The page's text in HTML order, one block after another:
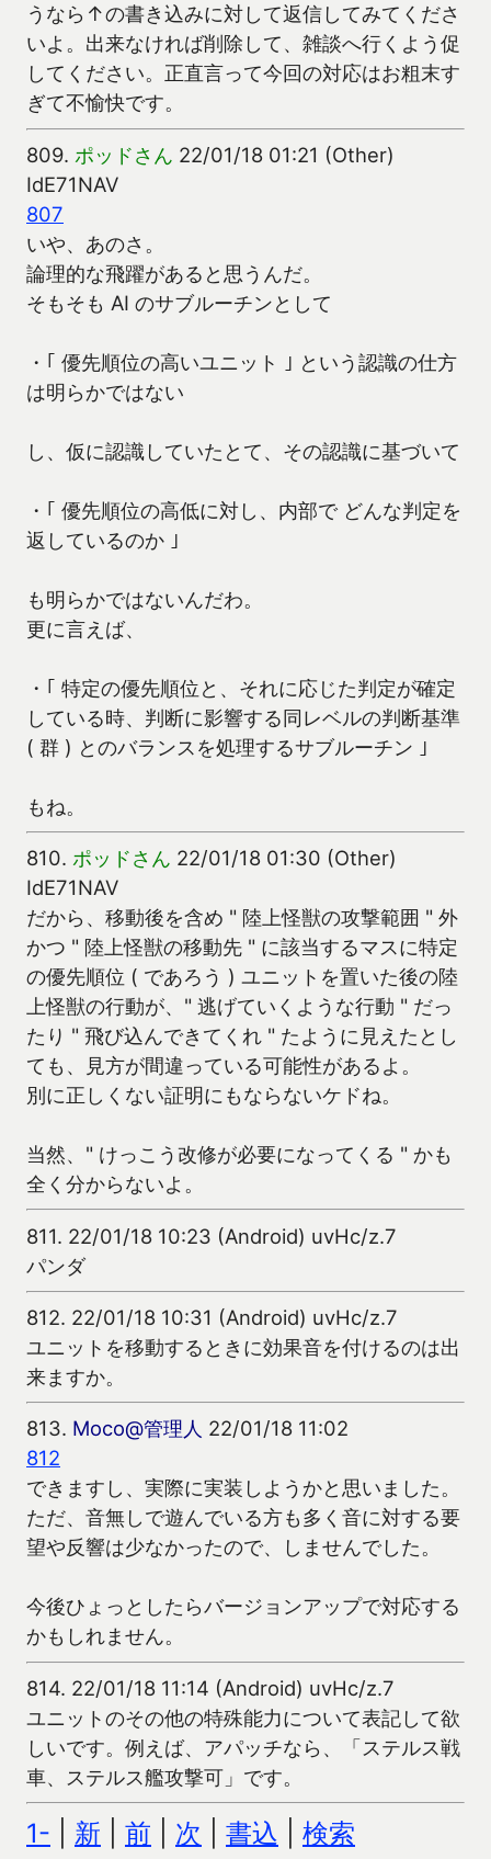
うなら↑の書き込みに対して返信してみてくださ
いよ。出来なければ削除して、雑談へ行くよう促
してください。正直言って今回の対応はお粗末す
ぎて不愉快です。
809. ポッドさん 22/01/18 01:21 (Other)
IdE71NAV
807
いや、あのさ。
論理的な飛躍があると思うんだ。
そもそも AI のサブルーチンとして
・｢ 優先順位の高いユニット ｣ という認識の仕方
は明らかではない
し、仮に認識していたとて、その認識に基づいて
・｢ 優先順位の高低に対し、内部で どんな判定を
返しているのか ｣
も明らかではないんだわ。
更に言えば、
・｢ 特定の優先順位と、それに応じた判定が確定
している時、判断に影響する同レベルの判断基準
( 群 ) とのバランスを処理するサブルーチン ｣
もね。
810. ポッドさん 22/01/18 01:30 (Other)
IdE71NAV
だから、移動後を含め " 陸上怪獣の攻撃範囲 " 外
かつ " 陸上怪獣の移動先 " に該当するマスに特定
の優先順位 ( であろう ) ユニットを置いた後の陸
上怪獣の行動が、" 逃げていくような行動 " だっ
たり " 飛び込んできてくれ " たように見えたとし
ても、見方が間違っている可能性があるよ。
別に正しくない証明にもならないケドね。
当然、" けっこう改修が必要になってくる " かも
全く分からないよ。
811. 22/01/18 10:23 (Android) uvHc/z.7
パンダ
812. 22/01/18 10:31 (Android) uvHc/z.7
ユニットを移動するときに効果音を付けるのは出
来ますか。
813. Moco@管理人 22/01/18 11:02
812
できますし、実際に実装しようかと思いました。
ただ、音無しで遊んでいる方も多く音に対する要
望や反響は少なかったので、しませんでした。
今後ひょっとしたらバージョンアップで対応する
かもしれません。
814. 22/01/18 11:14 (Android) uvHc/z.7
ユニットのその他の特殊能力について表記して欲
しいです。例えば、アパッチなら、「ステルス戦
車、ステルス艦攻撃可」です。
1- 新 前 次 書込 検索